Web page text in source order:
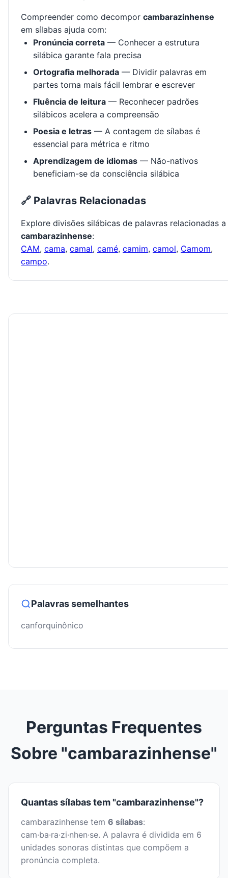
Compreender como decompor cambarazinhense
em sílabas ajuda com:
Pronúncia correta — Conhecer a estrutura
silábica garante fala precisa
Ortografia melhorada — Dividir palavras em
partes torna mais fácil lembrar e escrever
Fluência de leitura — Reconhecer padrões
silábicos acelera a compreensão
Poesia e letras — A contagem de sílabas é
essencial para métrica e ritmo
Aprendizagem de idiomas — Não-nativos
beneficiam-se da consciência silábica
🔗 Palavras Relacionadas
Explore divisões silábicas de palavras relacionadas a
cambarazinhense:
CAM, cama, camal, camé, camim, camol, Camom,
campo.
Palavras semelhantes
canforquinônico
Perguntas Frequentes
Sobre "cambarazinhense"
Quantas sílabas tem "cambarazinhense"?
cambarazinhense tem 6 sílabas:
cam·ba·ra·zi·nhen·se. A palavra é dividida em 6
unidades sonoras distintas que compõem a
pronúncia completa.